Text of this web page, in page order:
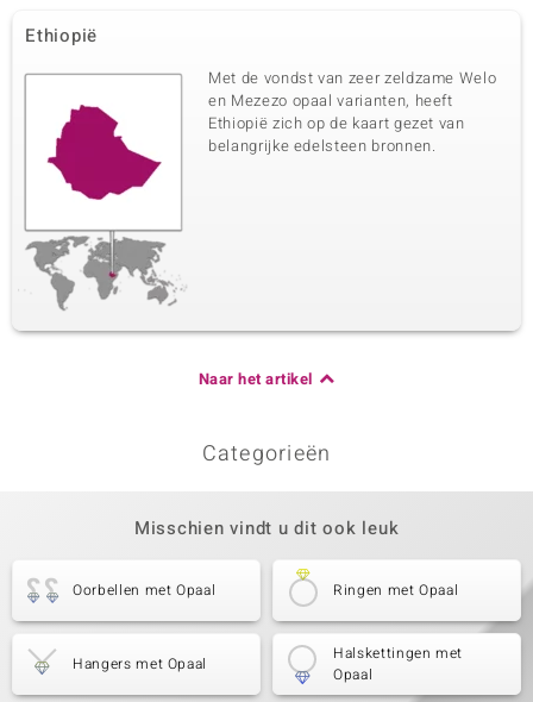
Ethiopië
Met de vondst van zeer zeldzame Welo
en Mezezo opaal varianten, heeft
Ethiopië zich op de kaart gezet van
belangrijke edelsteen bronnen.
Naar het artikel
Categorieën
Misschien vindt u dit ook leuk
Oorbellen met Opaal Ringen met Opaal
Hangers met Opaal
Halskettingen met
Opaal